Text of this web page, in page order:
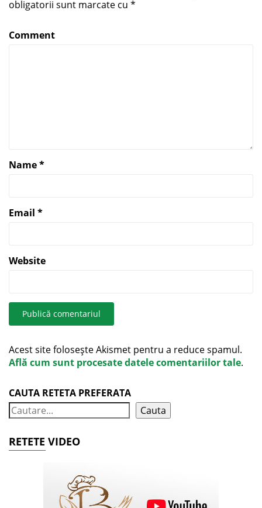
obligatorii sunt marcate cu *
Comment
Name*
Email *
Website
Acest site folosește Akismet pentru a reduce spamul.
Află cum sunt procesate datele comentariilor tale.
CAUTA RETETA PREFERATA
Cauta
RETETE VIDEO